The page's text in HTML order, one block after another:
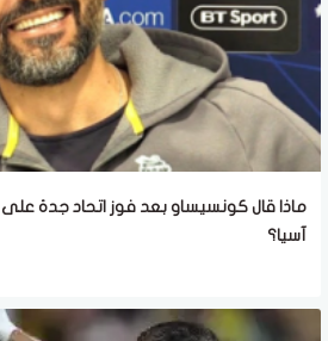
ماذا قال كونسيساو بعد فوز اتحاد جدة
آسيا؟